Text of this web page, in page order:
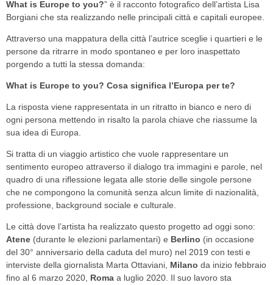
What is Europe to you?” è il racconto fotografico dell’artista Lisa
Borgiani che sta realizzando nelle principali città e capitali europee.
Attraverso una mappatura della città l’autrice sceglie i quartieri e le
persone da ritrarre in modo spontaneo e per loro inaspettato
porgendo a tutti la stessa domanda:
What is Europe to you? Cosa significa l’Europa per te?
La risposta viene rappresentata in un ritratto in bianco e nero di
ogni persona mettendo in risalto la parola chiave che riassume la
sua idea di Europa.
Si tratta di un viaggio artistico che vuole rappresentare un
sentimento europeo attraverso il dialogo tra immagini e parole, nel
quadro di una riflessione legata alle storie delle singole persone
che ne compongono la comunità senza alcun limite di nazionalità,
professione, background sociale e culturale.
Le città dove l’artista ha realizzato questo progetto ad oggi sono:
Atene (durante le elezioni parlamentari) e Berlino (in occasione
del 30° anniversario della caduta del muro) nel 2019 con testi e
interviste della giornalista Marta Ottaviani, Milano da inizio febbraio
fino al 6 marzo 2020, Roma a luglio 2020. Il suo lavoro sta